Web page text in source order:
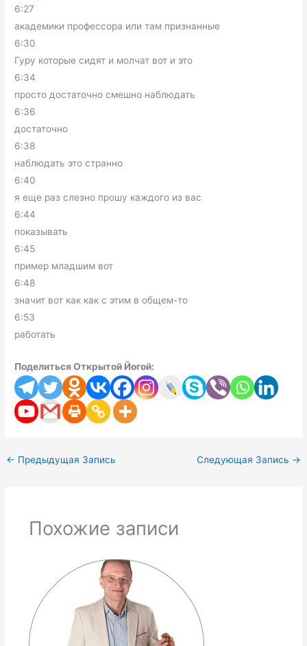
6:27
академики профессора или там признанные
6:30
Гуру которые сидят и молчат вот и это
6:34
просто достаточно смешно наблюдать
6:36
достаточно
6:38
наблюдать это странно
6:40
я еще раз слезно прошу каждого из вас
6:44
показывать
6:45
пример младшим вот
6:48
значит вот как как с этим в общем-то
6:53
работать
Поделиться Открытой Йогой:
← Предыдущая Запись Следующая Запись →
Похожие записи